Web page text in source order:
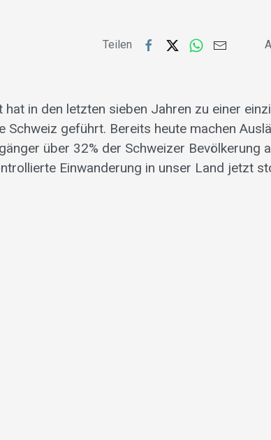
Teilen
in den letzten sieben Jahren zu einer
Schweiz geführt. Bereits heute machen
über 32% der Schweizer Bevölkerung
Einwanderung in unser Land jetzt